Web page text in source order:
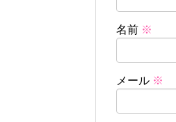
名前 ※
メール ※